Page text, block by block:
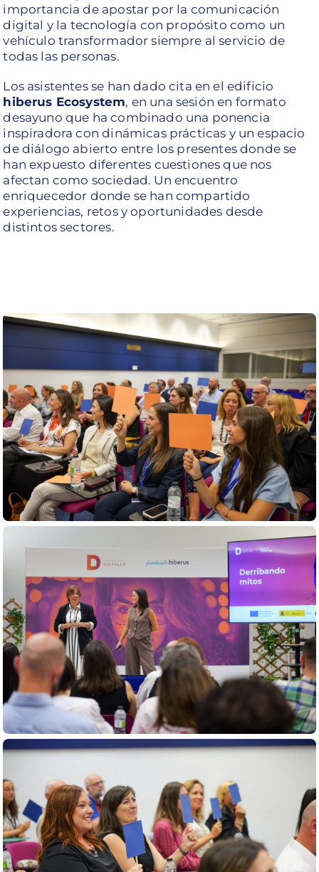
importancia de apostar por la comunicación
digital y la tecnología con propósito como un
vehículo transformador siempre al servicio de
todas las personas.
Los asistentes se han dado cita en el edificio
hiberus Ecosystem, en una sesión en formato
desayuno que ha combinado una ponencia
inspiradora con dinámicas prácticas y un espacio
de diálogo abierto entre los presentes donde se
han expuesto diferentes cuestiones que nos
afectan como sociedad. Un encuentro
enriquecedor donde se han compartido
experiencias, retos y oportunidades desde
distintos sectores.